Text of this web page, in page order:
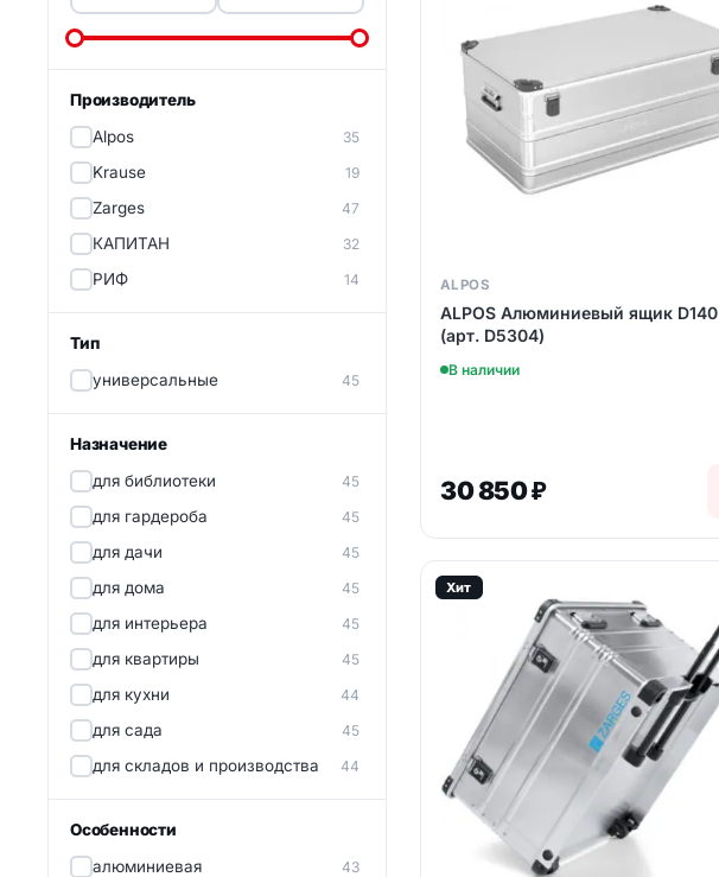
Лестницы с платформой
Аксессуары
Колеса и ролики
Хомуты для лесов
строительных
Строительные леса
Производитель
Alpos
35
Krause 19
Zarges 47
КАПИТАН 32
РИФ 14
Тип
универсальные
45
Назначение
для библиотеки
45
для гардероба 45
для дачи 45
для дома 45
для интерьера 45
для квартиры 45
для кухни 44
для сада 45
для складов и производства 44
Особенности
алюминиевая
43
ALPOS
ALPOS Aлюминиевый ящик D140
(арт. D5304)
В наличии
30 850₽
Хит